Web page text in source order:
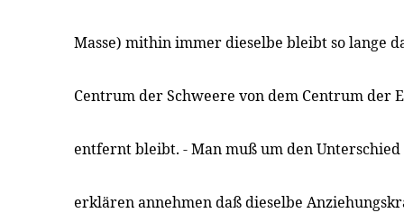
Masse) mithin immer dieselbe bleibt so lange
Centrum der Schweere von dem Centrum der
entfernt bleibt. - Man muß um den
erklären annehmen daß dieselbe